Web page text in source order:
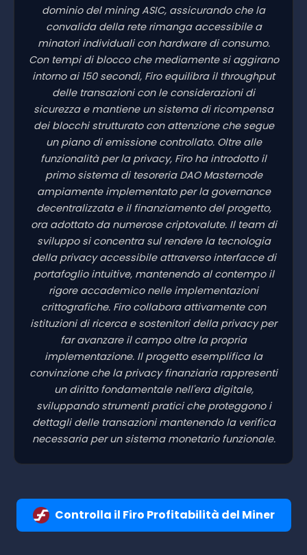
dominio del mining ASIC, assicurando che la
convalida della rete rimanga accessibile a
minatori individuali con hardware di consumo.
Con tempi di blocco che mediamente si aggirano
intorno ai 150 secondi, Firo equilibra il throughput
delle transazioni con le considerazioni di
sicurezza e mantiene un sistema di ricompensa
dei blocchi strutturato con attenzione che segue
un piano di emissione controllato. Oltre alle
funzionalità per la privacy, Firo ha introdotto il
primo sistema di tesoreria DAO Masternode
ampiamente implementato per la governance
decentralizzata e il finanziamento del progetto,
ora adottato da numerose criptovalute. Il team di
sviluppo si concentra sul rendere la tecnologia
della privacy accessibile attraverso interfacce di
portafoglio intuitive, mantenendo al contempo il
rigore accademico nelle implementazioni
crittografiche. Firo collabora attivamente con
istituzioni di ricerca e sostenitori della privacy per
far avanzare il campo oltre la propria
implementazione. Il progetto esemplifica la
convinzione che la privacy finanziaria rappresenti
un diritto fondamentale nell'era digitale,
sviluppando strumenti pratici che proteggono i
dettagli delle transazioni mantenendo la verifica
necessaria per un sistema monetario funzionale.
Controlla il Firo Profitabilità del Miner